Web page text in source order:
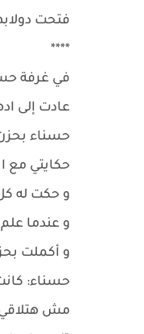
فتحت
****
في غرفة
عادت إلى
حكايتي مع
و حكت له
و عندما
و أكملت
حسناء:
مش هتلاقي